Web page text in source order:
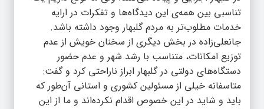
تناسبی بین همه‌ی این دیدگاه‌ها و تفکرات در ارایه
خدمات مطلوب‌تر به مردم گلبهار وجود داشته باشد.
جانعلی‌زاده در بخش دیگری از سخنان خویش از عدم
توزیع امکانات، متناسب با رشد شهر و عدم حضور
دستگاه‌های دولتی در گلبهار ابراز ناراحتی کرد و گفت:
متاسفانه خیلی از مسئولین کشوری و استانی آن‌طور که
باید و شاید در این خصوص اقدام نکرده‌اند و ما از این